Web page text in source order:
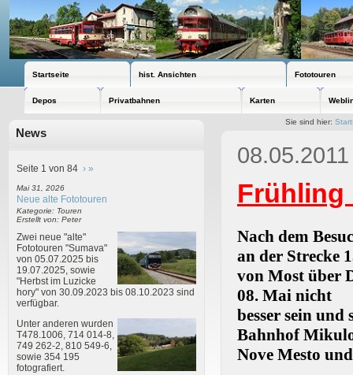
Startseite hist. Ansichten Fototouren
Depos Privatbahnen Karten
Sie sind hier:
News
Seite 1 von 84 › »
Mai 31, 2026
Neue alte Fototouren
Kategorie: Touren
Erstellt von: Peter
Zwei neue "alte"
Fototouren "Sumava"
von 05.07.2025 bis
19.07.2025, sowie
"Herbst im Luzicke
hory" von 30.09.2023 bis 08.10.2023 sind
verfügbar.
Unter anderen wurden
T478.1006, 714 014-8,
749 262-2, 810 549-6,
sowie 354 195
fotografiert.
08.05.2011
Frühling
Nach dem
an der Strecke
von Most über
08. Mai nicht
besser sein
Bahnhof
Nove Mesto